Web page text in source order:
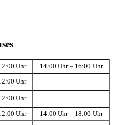
Uhr 14:00 Uhr – 16:00 Uhr
Uhr
Uhr
Uhr 14:00 Uhr – 18:00 Uhr